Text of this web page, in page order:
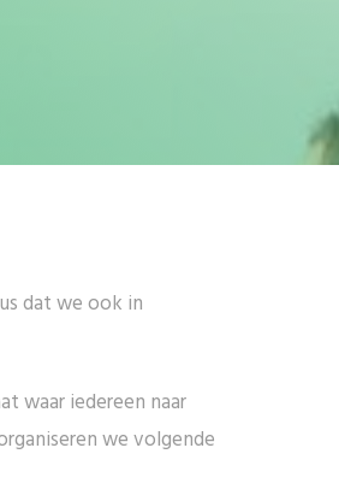
dat we ook in
waar iedereen naar
we volgende